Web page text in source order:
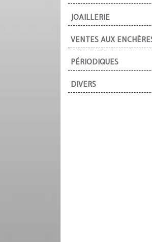
JOAILLERIE
VENTES AUX
PÉRIODIQUES
DIVERS